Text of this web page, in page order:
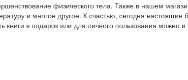
физического тела. Также в нашем
и многое другое. К счастью, сегодня настоящие
книги в подарок или для личного пользования можно